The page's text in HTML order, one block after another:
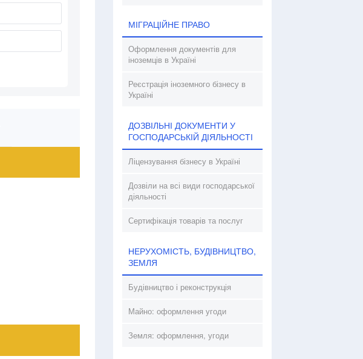
МІГРАЦІЙНЕ ПРАВО
Оформлення документів для
іноземців в Україні
Реєстрація іноземного бізнесу в
Україні
ДОЗВІЛЬНІ ДОКУМЕНТИ У
ГОСПОДАРСЬКІЙ ДІЯЛЬНОСТІ
Ліцензування бізнесу в Україні
Дозвіли на всі види господарської
діяльності
Сертифікація товарів та послуг
НЕРУХОМІСТЬ, БУДІВНИЦТВО,
ЗЕМЛЯ
Будівництво і реконструкція
Майно: оформлення угоди
Земля: оформлення, угоди